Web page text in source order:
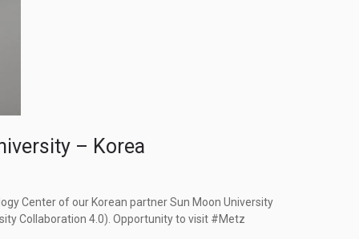
– Korea
Center of our Korean partner Sun Moon University
Collaboration 4.0). Opportunity to visit #Metz